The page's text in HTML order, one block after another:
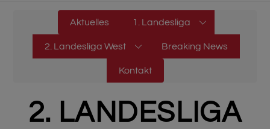
Aktuelles 1. Landesliga
2. Landesliga West Breaking News
Kontakt
2. LANDESLIGA